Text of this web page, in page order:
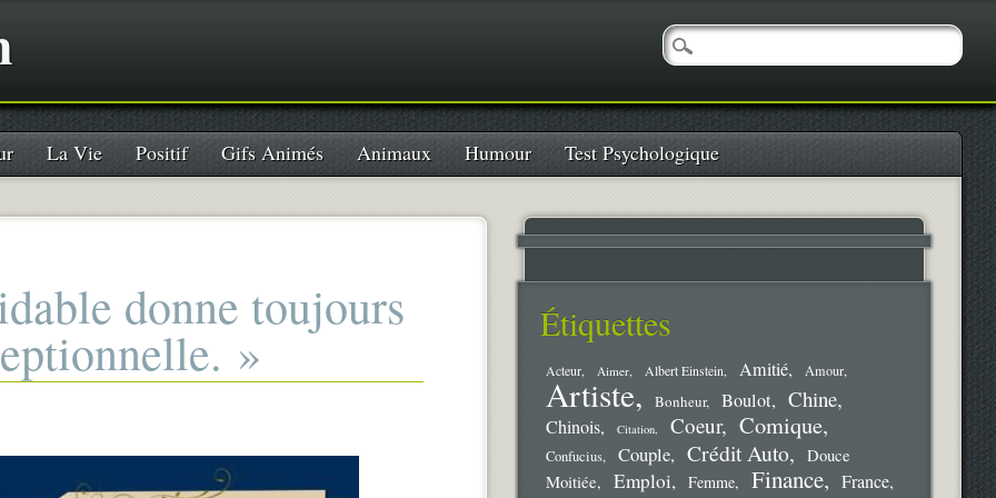
La Vie Positif Gifs Animés Animaux Humour Test Psychologique
donne toujours
» Étiquettes
Acteur Aimer Albert Einstein Amitié Amour
Artiste Bonheur Boulot Chine
Chinois Citation Coeur Comique
Confucius Couple Crédit Auto
Douce
Moitiée
Emploi Femme Finance France